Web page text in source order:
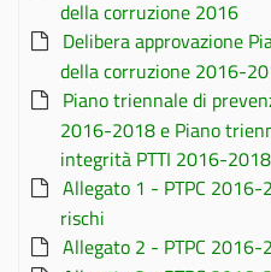
della corruzione 2016
Delibera approvazione
della corruzione 2016-
Piano triennale di
2016-2018 e Piano
integrità PTTI 2016-2018
Allegato 1 - PTPC
rischi
Allegato 2 - PTPC